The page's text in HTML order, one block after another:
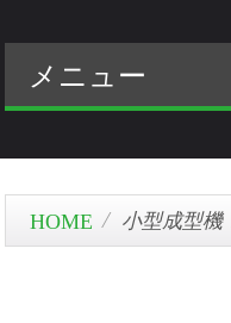
メニュー
小型成型機